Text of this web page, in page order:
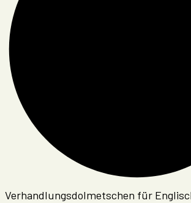
Verhandlungsdolmetschen für